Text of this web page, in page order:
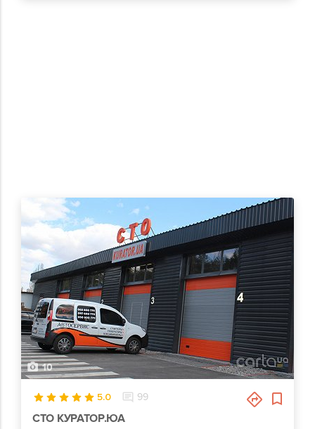
10
5.0 99
СТО КУРАТОР.ЮА